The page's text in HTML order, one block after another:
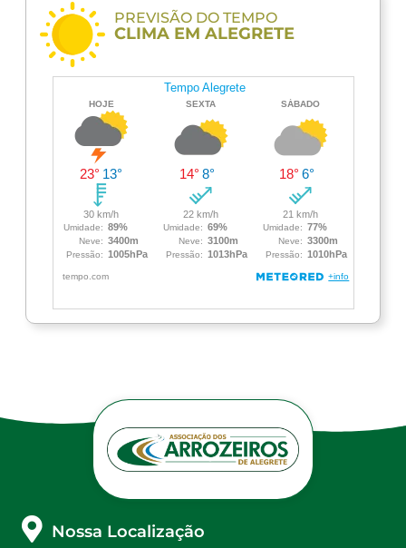
PREVISÃO DO TEMPO
CLIMA EM ALEGRETE
Nossa Localização